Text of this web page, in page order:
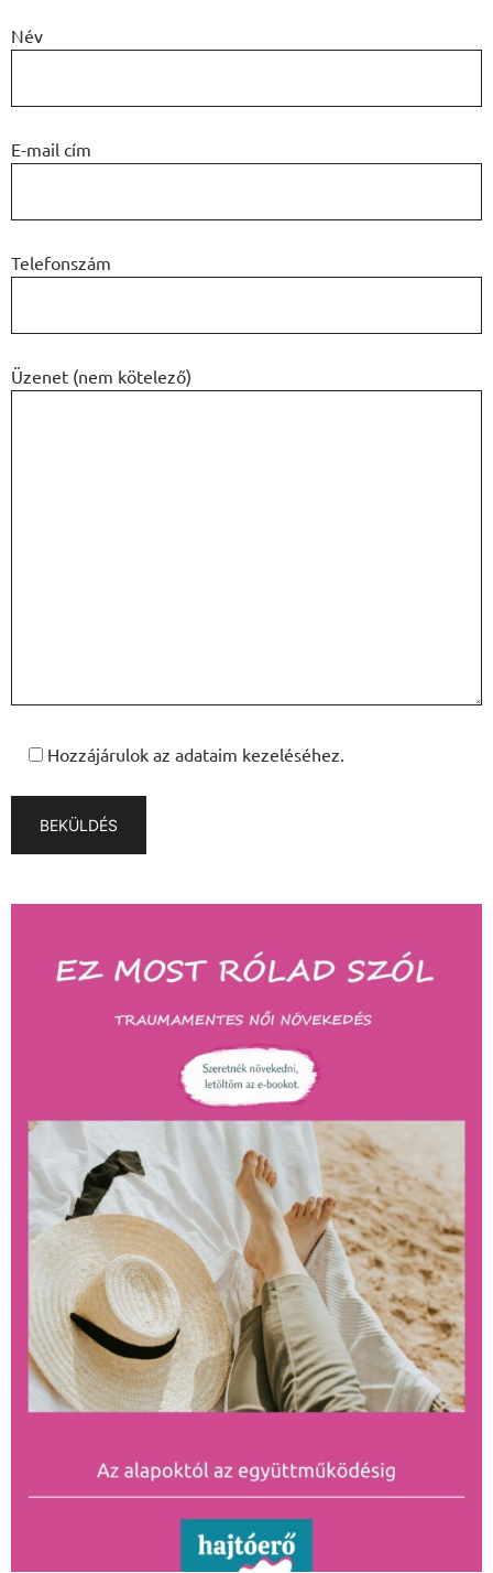
Név
E-mail cím
Telefonszám
Üzenet (nem kötelező)
Hozzájárulok az adataim kezeléséhez.